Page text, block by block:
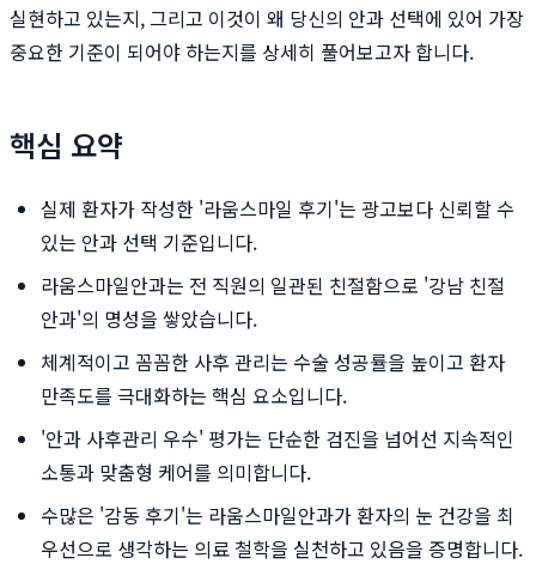
실현하고 있는지, 그리고 이것이 왜 당신의 안과 선택에 있어 가장
중요한 기준이 되어야 하는지를 상세히 풀어보고자 합니다.
핵심 요약
실제 환자가 작성한 '라움스마일 후기'는 광고보다 신뢰할 수
있는 안과 선택 기준입니다.
라움스마일안과는 전 직원의 일관된 친절함으로 '강남 친절
안과'의 명성을 쌓았습니다.
체계적이고 꼼꼼한 사후 관리는 수술 성공률을 높이고 환자
만족도를 극대화하는 핵심 요소입니다.
'안과 사후관리 우수' 평가는 단순한 검진을 넘어선 지속적인
소통과 맞춤형 케어를 의미합니다.
수많은 '감동 후기'는 라움스마일안과가 환자의 눈 건강을 최
우선으로 생각하는 의료 철학을 실천하고 있음을 증명합니다.